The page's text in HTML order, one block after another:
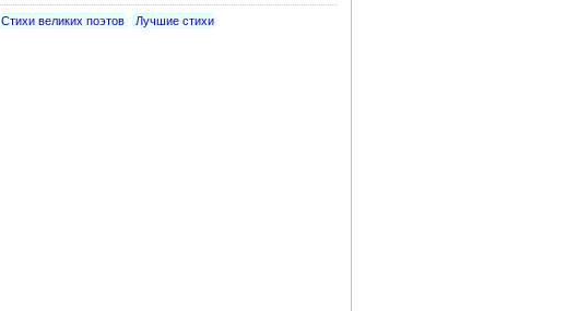
Стихи великих поэтов
Лучшие стихи